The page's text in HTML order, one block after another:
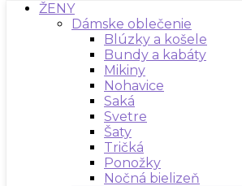
ŽENY
Dámske oblečenie
Blúzky a košele
Bundy a kabáty
Mikiny
Nohavice
Saká
Svetre
Šaty
Tričká
Ponožky
Nočná bielizeň